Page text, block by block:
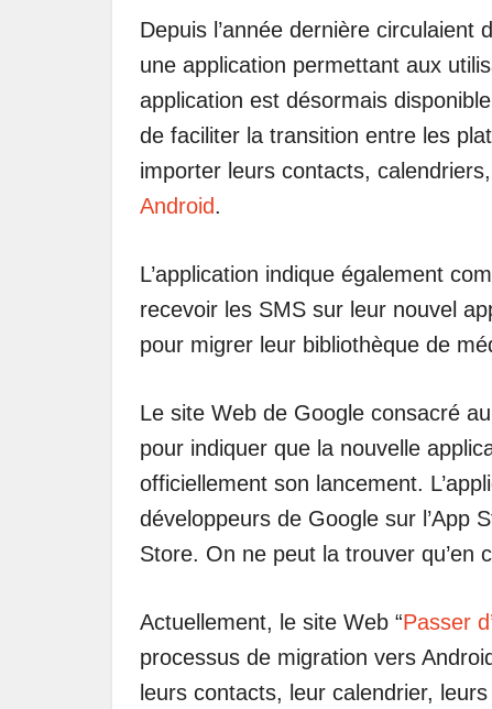
Depuis l’année dernière
une application permettant aux
application est désormais
de faciliter la transition entre les
importer leurs contacts,
Android.
L’application indique également
recevoir les SMS sur leur nouvel
pour migrer leur bibliothèque de
Le site Web de Google consacré
pour indiquer que la nouvelle
officiellement son lancement.
développeurs de Google sur l’App
Store. On ne peut la trouver qu’en
Actuellement, le site Web “Passer
processus de migration vers
leurs contacts, leur calendrier,